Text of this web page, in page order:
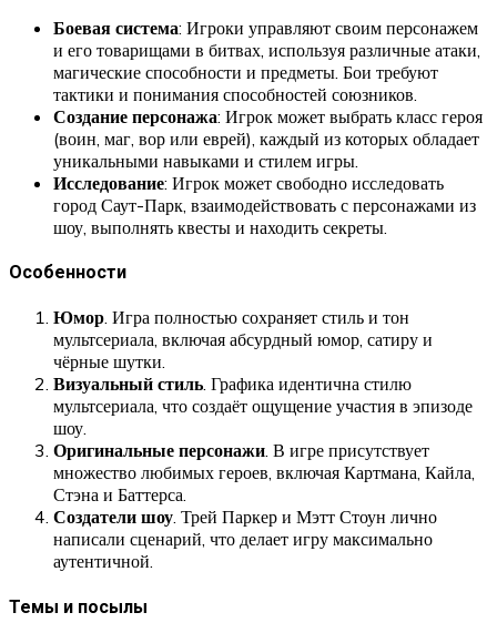
Боевая система: Игроки управляют своим персонажем
и его товарищами в битвах, используя различные атаки,
магические способности и предметы. Бои требуют
тактики и понимания способностей союзников.
Создание персонажа: Игрок может выбрать класс героя
(воин, маг, вор или еврей), каждый из которых обладает
уникальными навыками и стилем игры.
Исследование: Игрок может свободно исследовать
город Саут-Парк, взаимодействовать с персонажами из
шоу, выполнять квесты и находить секреты.
Особенности
Юмор. Игра полностью сохраняет стиль и тон
мультсериала, включая абсурдный юмор, сатиру и
чёрные шутки.
Визуальный стиль. Графика идентична стилю
мультсериала, что создаёт ощущение участия в эпизоде
шоу.
Оригинальные персонажи. В игре присутствует
множество любимых героев, включая Картмана, Кайла,
Стэна и Баттерса.
Создатели шоу. Трей Паркер и Мэтт Стоун лично
написали сценарий, что делает игру максимально
аутентичной.
Темы и посылы